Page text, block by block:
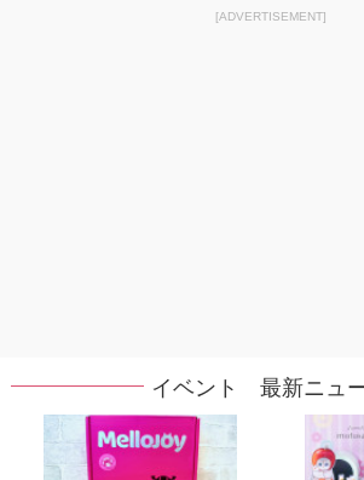
[ADVERTISEMENT]
イベント 最新ニュ